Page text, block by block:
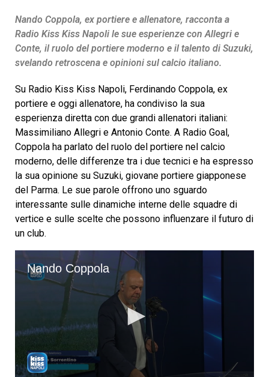
Nando Coppola, ex portiere e allenatore, racconta a
Radio Kiss Kiss Napoli le sue esperienze con Allegri e
Conte, il ruolo del portiere moderno e il talento di Suzuki,
svelando retroscena e opinioni sul calcio italiano.
Su Radio Kiss Kiss Napoli, Ferdinando Coppola, ex
portiere e oggi allenatore, ha condiviso la sua
esperienza diretta con due grandi allenatori italiani:
Massimiliano Allegri e Antonio Conte. A Radio Goal,
Coppola ha parlato del ruolo del portiere nel calcio
moderno, delle differenze tra i due tecnici e ha espresso
la sua opinione su Suzuki, giovane portiere giapponese
del Parma. Le sue parole offrono uno sguardo
interessante sulle dinamiche interne delle squadre di
vertice e sulle scelte che possono influenzare il futuro di
un club.
Nando Coppola